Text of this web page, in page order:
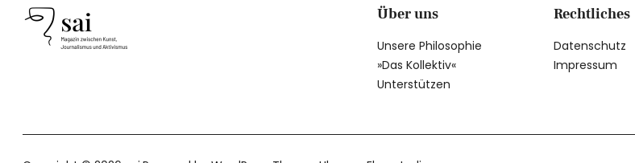
Über uns
Unsere Philosophie
»Das Kollektiv«
Unterstützen
Rechtliches
Datenschutz
Impressum